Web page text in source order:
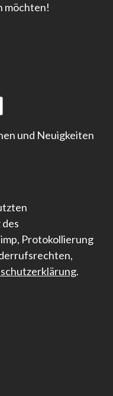
möchten!
und Neuigkeiten
Protokollierung
.